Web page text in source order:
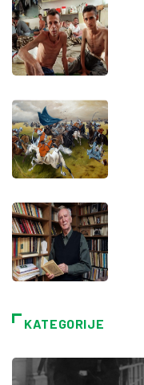
KATEGORIJE